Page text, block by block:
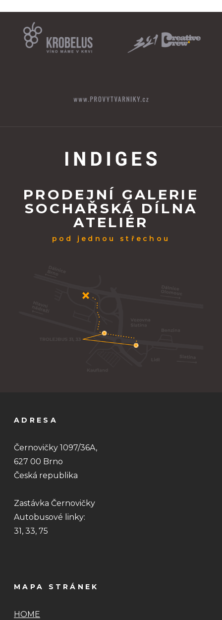
PRODEJNÍ GALERIE
SOCHAŘSKÁ DÍLNA
ATELIÉR
pod jednou střechou
ADRESA
Černovičky 1097/36A,
627 00 Brno
Česká republika
Zastávka Černovičky
Autobusové linky:
31, 33, 75
MAPA STRÁNEK
HOME